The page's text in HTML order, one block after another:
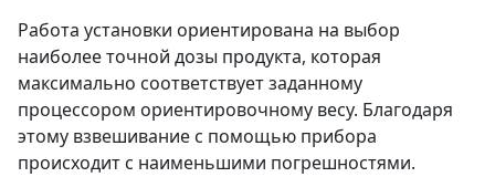
Работа установки ориентирована на выбор
наиболее точной дозы продукта, которая
максимально соответствует заданному
процессором ориентировочному весу. Благодаря
этому взвешивание с помощью прибора
происходит с наименьшими погрешностями.